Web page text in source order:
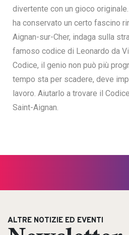
divertente con un gioco
ha conservato un certo fascino
Aignan-sur-Cher, indaga sulla
famoso codice di Leonardo da
Codice, il genio non può più
tempo sta per scadere, deve
lavoro. Aiutarlo a trovare il
Saint-Aignan.
ALTRE NOTIZIE ED EVENTI